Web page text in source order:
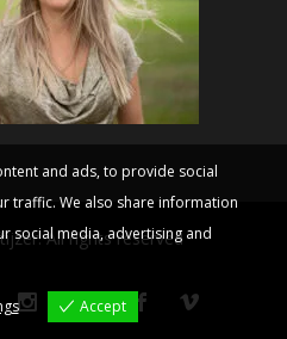
All rights reserved
and ads, to provide social
traffic. We also share information
social media, advertising and
Accept